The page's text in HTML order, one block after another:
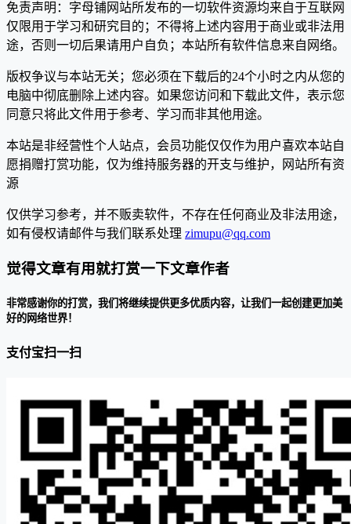
免责声明：字母铺网站所发布的一切软件资源均来自于互联网
仅限用于学习和研究目的；不得将上述内容用于商业或非法用
途，否则一切后果请用户自负；本站所有软件信息来自网络。
版权争议与本站无关；您必须在下载后的24个小时之内从您的
电脑中彻底删除上述内容。如果您访问和下载此文件，表示您
同意只将此文件用于参考、学习而非其他用途。
本站是非经营性个人站点，会员功能仅仅作为用户喜欢本站自
愿捐赠打赏功能，仅为维持服务器的开支与维护，网站所有资
源
仅供学习参考，并不贩卖软件，不存在任何商业及非法用途，
如有侵权请邮件与我们联系处理 zimupu@qq.com
觉得文章有用就打赏一下文章作者
非常感谢你的打赏，我们将继续提供更多优质内容，让我们一起创建更加美
好的网络世界！
支付宝扫一扫